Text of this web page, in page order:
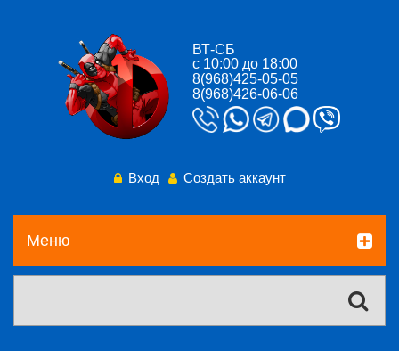
ВТ-СБ
с 10:00 до 18:00
8(968)425-05-05
8(968)426-06-06
Вход Создать аккаунт
Меню